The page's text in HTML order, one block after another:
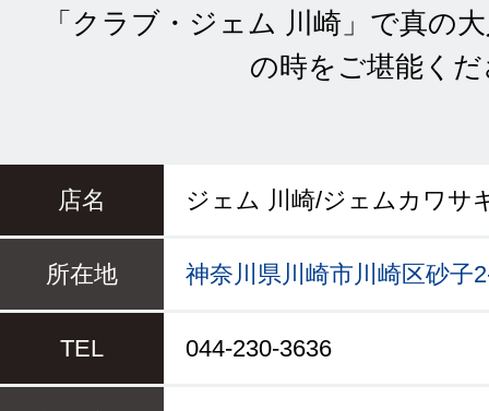
「クラブ・ジェム 川崎」で真の
の時をご堪能く
店名 ジェム 川崎/ジェムカワサ
所在地 神奈川県川崎市川崎区砂子
TEL 044-230-3636